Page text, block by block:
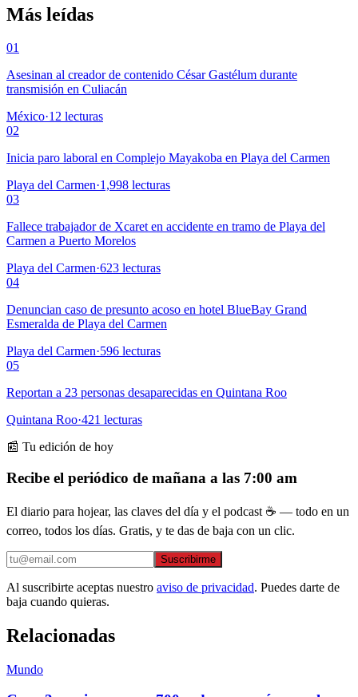
Más leídas
01
Asesinan al creador de contenido César Gastélum durante
transmisión en Culiacán
México·12 lecturas
02
Inicia paro laboral en Complejo Mayakoba en Playa del Carmen
Playa del Carmen·1,998 lecturas
03
Fallece trabajador de Xcaret en accidente en tramo de Playa del
Carmen a Puerto Morelos
Playa del Carmen·623 lecturas
04
Denuncian caso de presunto acoso en hotel BlueBay Grand
Esmeralda de Playa del Carmen
Playa del Carmen·596 lecturas
05
Reportan a 23 personas desaparecidas en Quintana Roo
Quintana Roo·421 lecturas
📰 Tu edición de hoy
Recibe el periódico de mañana a las 7:00 am
El diario para hojear, las claves del día y el podcast ☕ — todo en un
correo, todos los días. Gratis, y te das de baja con un clic.
Suscribirme
Al suscribirte aceptas nuestro aviso de privacidad. Puedes darte de
baja cuando quieras.
Relacionadas
Mundo